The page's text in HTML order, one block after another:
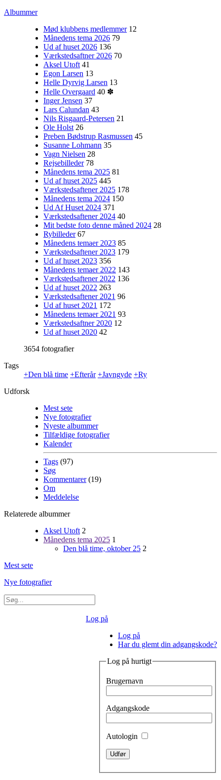
Albummer
Mød klubbens medlemmer 12
Månedens tema 2026 79
Ud af huset 2026 136
Værkstedsaftner 2026 70
Aksel Utoft 41
Egon Larsen 13
Helle Dyrvig Larsen 13
Helle Overgaard 40 ✽
Inger Jensen 37
Lars Calundan 43
Nils Risgaard-Petersen 21
Ole Holst 26
Preben Bødstrup Rasmussen 45
Susanne Lohmann 35
Vagn Nielsen 28
Rejsebilleder 78
Månedens tema 2025 81
Ud af huset 2025 445
Værkstedsaftener 2025 178
Månedens tema 2024 150
Ud Af Huset 2024 371
Værkstedsaftener 2024 40
Mit bedste foto denne måned 2024 28
Rybilleder 67
Månedens temaer 2023 85
Værkstedsaftener 2023 179
Ud af huset 2023 356
Månedens temaer 2022 143
Værkstedsaftener 2022 136
Ud af huset 2022 263
Værkstedsaftener 2021 96
Ud af huset 2021 172
Månedens temaer 2021 93
Værkstedsaftner 2020 12
Ud af huset 2020 42
3654 fotografier
Tags
+Den blå time +Efterår +Javngyde +Ry
Udforsk
Mest sete
Nye fotografier
Nyeste albummer
Tilfældige fotografier
Kalender
Tags (97)
Søg
Kommentarer(19)
Om
Meddelelse
Relaterede albummer
Aksel Utoft 2
Månedens tema 2025 1
Den blå time, oktober 25 2
Mest sete
Nye fotografier
Log på
Log på
Har du glemt din adgangskode?
Log på hurtigt
Brugernavn
Adgangskode
Autologin